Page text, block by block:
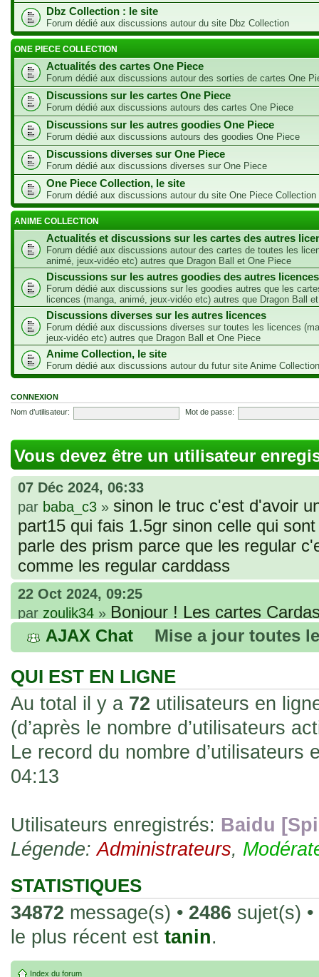
Dbz Collection : le site
Forum dédié aux discussions autour du site Dbz Collection
ONE PIECE COLLECTION
Actualités des cartes One Piece
Forum dédié aux discussions autour des sorties de cartes One
Discussions sur les cartes One Piece
Forum dédié aux discussions autours des cartes One Piece
Discussions sur les autres goodies One Piece
Forum dédié aux discussions autours des goodies One Piece
Discussions diverses sur One Piece
Forum dédié aux discussions diverses sur One Piece
One Piece Collection, le site
Forum dédié aux discussions autour du site One Piece Collection
ANIME COLLECTION
Actualités et discussions sur les cartes des autres
Forum dédié aux discussions autour des cartes de toutes les
animé, jeux-vidéo etc) autres que Dragon Ball et One Piece
Discussions sur les autres goodies des autres licences
Forum dédié aux discussions sur les goodies autres que les
licences (manga, animé, jeux-vidéo etc) autres que Dragon Ball
Discussions diverses sur les autres licences
Forum dédié aux discussions diverses sur toutes les licences
jeux-vidéo etc) autres que Dragon Ball et One Piece
Anime Collection, le site
Forum dédié aux discussions autour du futur site Anime Collection
CONNEXION
Nom d’utilisateur:
Mot de passe:
Vous devez être un utilisateur
07 Déc 2024, 06:33
par baba_c3 » sinon le truc c'est d'avoir
part15 qui fais 1.5gr sinon celle qui
parle des prism parce que les regular
comme les regular carddass
22 Oct 2024, 09:25
par zoulik34 » Bonjour ! Les cartes
que vous avez commandées, sont
fines et souples. Cela fait partie de
les rend faciles à manipuler et à
sur l'authenticité ou la qualité de votre
avec d'autres cartes de la même série
collectionneurs. Mais en règle
fait normal pour ce type de carte.
26 Déc 2023, 13:46
acheter une réédition de cette Hondan ?
02 Juin 2023, 14:17
par
Bonjour j'ai commandé
20 , je trouve la carte vraiment très
collection les carte sont censées être
24 Oct 2022, 13:37
par
de Lucy de Cyberpunk : Edgerunners.
AJAX Chat Mise a jour toutes
QUI EST EN LIGNE
Au total il y a 72 utilisateurs en
(d’après le nombre d’utilisateurs
Le record du nombre d’utilisateurs
04:13
Utilisateurs enregistrés: Baidu
Légende:Administrateurs,
STATISTIQUES
34872 message(s) • 2486 sujet(s) •
le plus récent est tanin.
Index du forum